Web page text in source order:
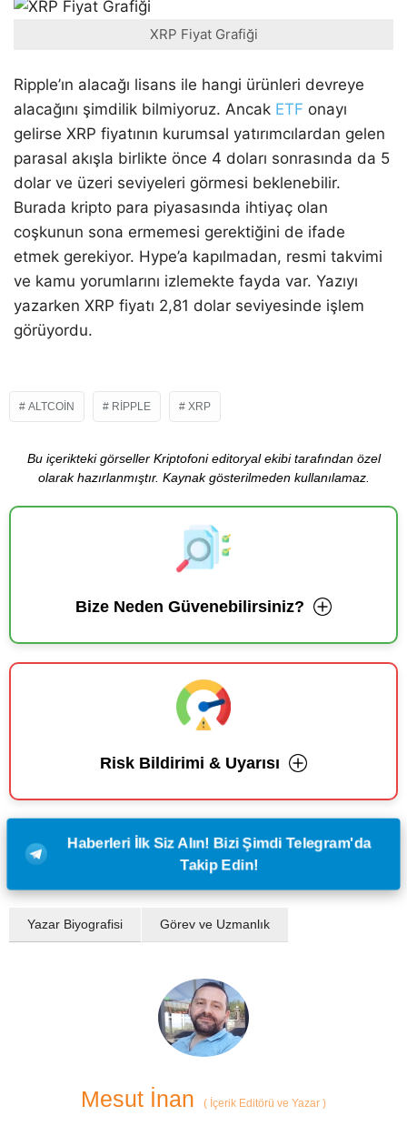
XRP Fiyat Grafiği
Ripple’ın alacağı lisans ile hangi ürünleri devreye
alacağını şimdilik bilmiyoruz. Ancak ETF onayı
gelirse XRP fiyatının kurumsal yatırımcılardan gelen
parasal akışla birlikte önce 4 doları sonrasında da 5
dolar ve üzeri seviyeleri görmesi beklenebilir.
Burada kripto para piyasasında ihtiyaç olan
coşkunun sona ermemesi gerektiğini de ifade
etmek gerekiyor. Hype’a kapılmadan, resmi takvimi
ve kamu yorumlarını izlemekte fayda var. Yazıyı
yazarken XRP fiyatı 2,81 dolar seviyesinde işlem
görüyordu.
ALTCOIN RIPPLE XRP
Bu içerikteki görseller Kriptofoni editoryal ekibi tarafından özel
olarak hazırlanmıştır. Kaynak gösterilmeden kullanılamaz.
Bize Neden Güvenebilirsiniz?
Risk Bildirimi & Uyarısı
Haberleri İlk Siz Alın! Bizi Şimdi Telegram'da
Takip Edin!
Yazar Biyografisi Görev ve Uzmanlık
Mesut İnan ( İçerik Editörü ve Yazar )